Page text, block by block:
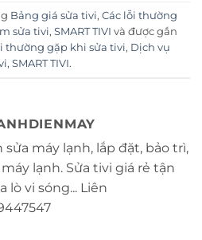
Bảng giá sửa tivi, Các lỗi thường
sửa tivi, SMART TIVI và được gắn
thường gặp khi sửa tivi, Dịch vụ
, SMART TIVI.
sửa máy lạnh, lắp đặt, bảo trì,
lạnh. Sửa tivi giá rẻ tận
lò vi sóng... Liên